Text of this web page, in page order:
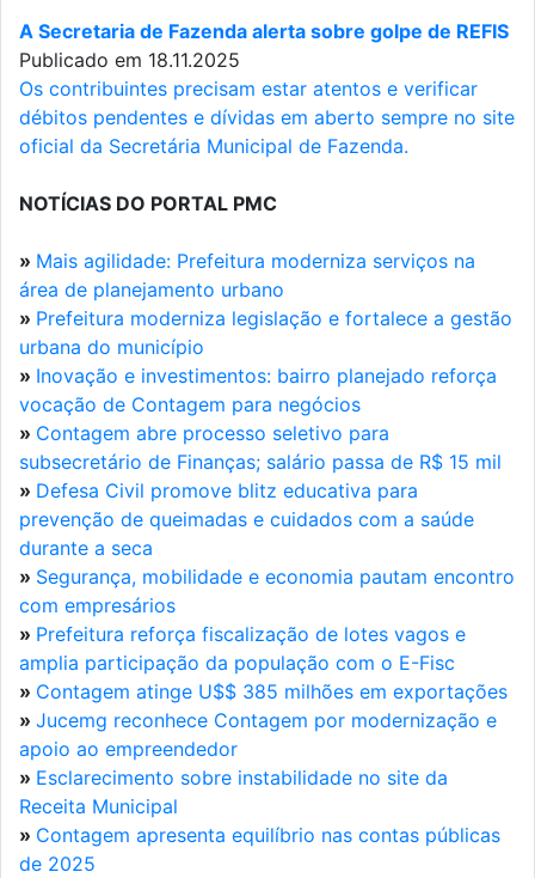
A Secretaria de Fazenda alerta sobre golpe de REFIS
Publicado em 18.11.2025
Os contribuintes precisam estar atentos e verificar
débitos pendentes e dívidas em aberto sempre no site
oficial da Secretária Municipal de Fazenda.
NOTÍCIAS DO PORTAL PMC
» Mais agilidade: Prefeitura moderniza serviços na
área de planejamento urbano
» Prefeitura moderniza legislação e fortalece a gestão
urbana do município
» Inovação e investimentos: bairro planejado reforça
vocação de Contagem para negócios
» Contagem abre processo seletivo para
subsecretário de Finanças; salário passa de R$ 15 mil
» Defesa Civil promove blitz educativa para
prevenção de queimadas e cuidados com a saúde
durante a seca
» Segurança, mobilidade e economia pautam encontro
com empresários
» Prefeitura reforça fiscalização de lotes vagos e
amplia participação da população com o E-Fisc
» Contagem atinge U$$ 385 milhões em exportações
» Jucemg reconhece Contagem por modernização e
apoio ao empreendedor
» Esclarecimento sobre instabilidade no site da
Receita Municipal
» Contagem apresenta equilíbrio nas contas públicas
de 2025